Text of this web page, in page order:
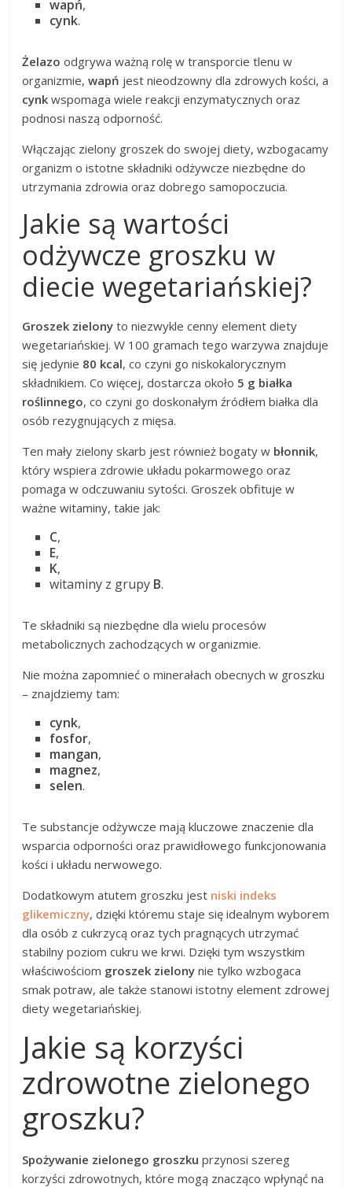
wapń,
cynk.
Żelazo odgrywa ważną rolę w transporcie tlenu w
organizmie,wapń jest nieodzowny dla zdrowych kości, a
cynk wspomaga wiele reakcji enzymatycznych oraz
podnosi naszą odporność.
Włączając zielony groszek do swojej diety, wzbogacamy
organizm o istotne składniki odżywcze niezbędne do
utrzymania zdrowia oraz dobrego samopoczucia.
Jakie są wartości
odżywcze groszku w
diecie wegetariańskiej?
Groszek zielony to niezwykle cenny element diety
wegetariańskiej. W 100 gramach tego warzywa znajduje
się jedynie 80 kcal, co czyni go niskokalorycznym
składnikiem. Co więcej, dostarcza około 5 g białka
roślinnego, co czyni go doskonałym źródłem białka dla
osób rezygnujących z mięsa.
Ten mały zielony skarb jest również bogaty w błonnik,
który wspiera zdrowie układu pokarmowego oraz
pomaga w odczuwaniu sytości. Groszek obfituje w
ważne witaminy, takie jak:
C,
E,
K,
witaminy z grupy B.
Te składniki są niezbędne dla wielu procesów
metabolicznych zachodzących w organizmie.
Nie można zapomnieć o minerałach obecnych w groszku
– znajdziemy tam:
cynk,
fosfor,
mangan,
magnez,
selen.
Te substancje odżywcze mają kluczowe znaczenie dla
wsparcia odporności oraz prawidłowego funkcjonowania
kości i układu nerwowego.
Dodatkowym atutem groszku jest niski indeks
glikemiczny, dzięki któremu staje się idealnym wyborem
dla osób z cukrzycą oraz tych pragnących utrzymać
stabilny poziom cukru we krwi. Dzięki tym wszystkim
właściwościom groszek zielony nie tylko wzbogaca
smak potraw, ale także stanowi istotny element zdrowej
diety wegetariańskiej.
Jakie są korzyści
zdrowotne zielonego
groszku?
Spożywanie zielonego groszku przynosi szereg
korzyści zdrowotnych, które mogą znacząco wpłynąć na